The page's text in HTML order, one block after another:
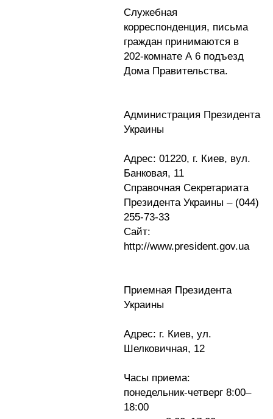
Служебная
корреспонденция, письма
граждан принимаются в
202-комнате А 6 подъезд
Дома Правительства.
Администрация Президента
Украины
Адрес: 01220, г. Киев, вул.
Банковая, 11
Справочная Секретариата
Президента Украины – (044)
255-73-33
Сайт:
http://www.president.gov.ua
Приемная Президента
Украины
Адрес: г. Киев, ул.
Шелковичная, 12
Часы приема:
понедельник-четверг 8:00–
18:00